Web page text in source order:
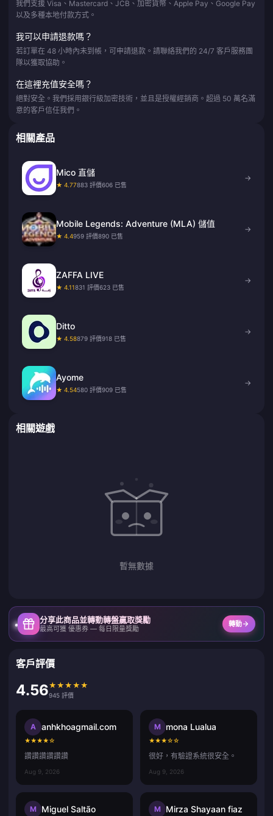
我們支援 Visa、Mastercard、JCB、加密貨幣、Apple Pay、Google Pay
以及多種本地付款方式。
我可以申請退款嗎？
若訂單在 48 小時內未到帳，可申請退款。請聯絡我們的 24/7 客戶服務團
隊以獲取協助。
在這裡充值安全嗎？
絕對安全。我們採用銀行級加密技術，並且是授權經銷商。超過 50 萬名滿
意的客戶信任我們。
相關產品
Mico 直儲
★ 4.77883 評價606 已售
→
Mobile Legends: Adventure (MLA) 儲值
★ 4.4959 評價890 已售
→
ZAFFA LIVE
★ 4.11831 評價623 已售
→
Ditto
★ 4.58879 評價918 已售
→
Ayome
★ 4.54580 評價909 已售
→
相關遊戲
暫無數據
分享此商品並轉動轉盤贏取獎勵
最高可獲 優惠券 — 每日限量獎勵
轉動
客戶評價
4.56★ ★ ★ ★ ★
945 評價
A anhkhoagmail.com
★★★★☆
讚讚讚讚讚讚
Aug 9, 2026
M mona Lualua
★★★☆☆
很好，有驗證系統很安全。
Aug 9, 2026
M Miguel Saltão M Mirza Shayaan fiaz